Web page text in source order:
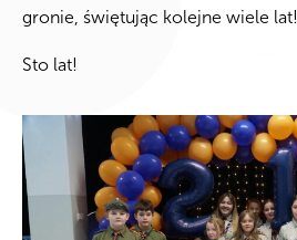
gronie, świętując kolejne wiele lat!
Sto lat!